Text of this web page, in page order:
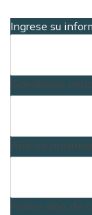
Ingrese su
Ganancias
Año de
Primer año de